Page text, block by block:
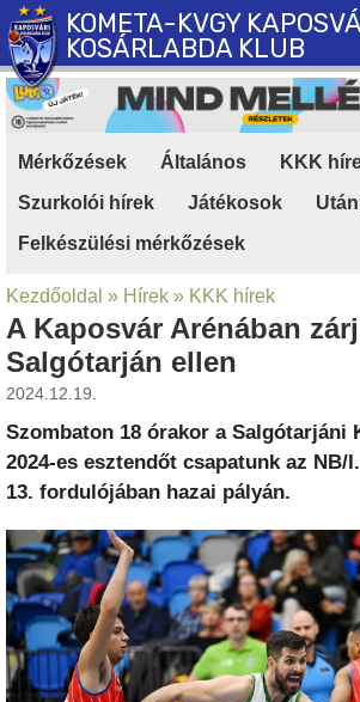
KOMETA-KVGY
KOSÁRLABDA KLUB
Mérkőzések Általános KKK
Szurkolói hírek
Játékosok
Felkészülési mérkőzések
Kezdőoldal » Hírek » KKK hírek
A Kaposvár Arénában
Salgótarján ellen
2024.12.19.
Szombaton 18 órakor a Salgótarjáni
2024-es esztendőt csapatunk az
13. fordulójában hazai pályán.